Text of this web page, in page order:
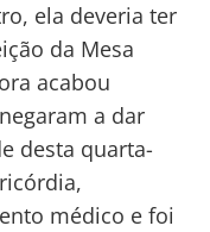
ela deveria ter
da Mesa
acabou
a dar
desta quarta-
médico e foi